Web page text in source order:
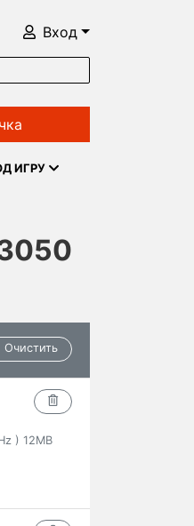
Вход
ИГРУ
Очистить
) 12MB